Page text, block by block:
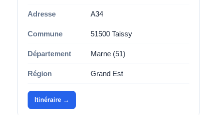
Adresse A34
Commune 51500 Taissy
Département Marne (51)
Région Grand Est
Itinéraire →